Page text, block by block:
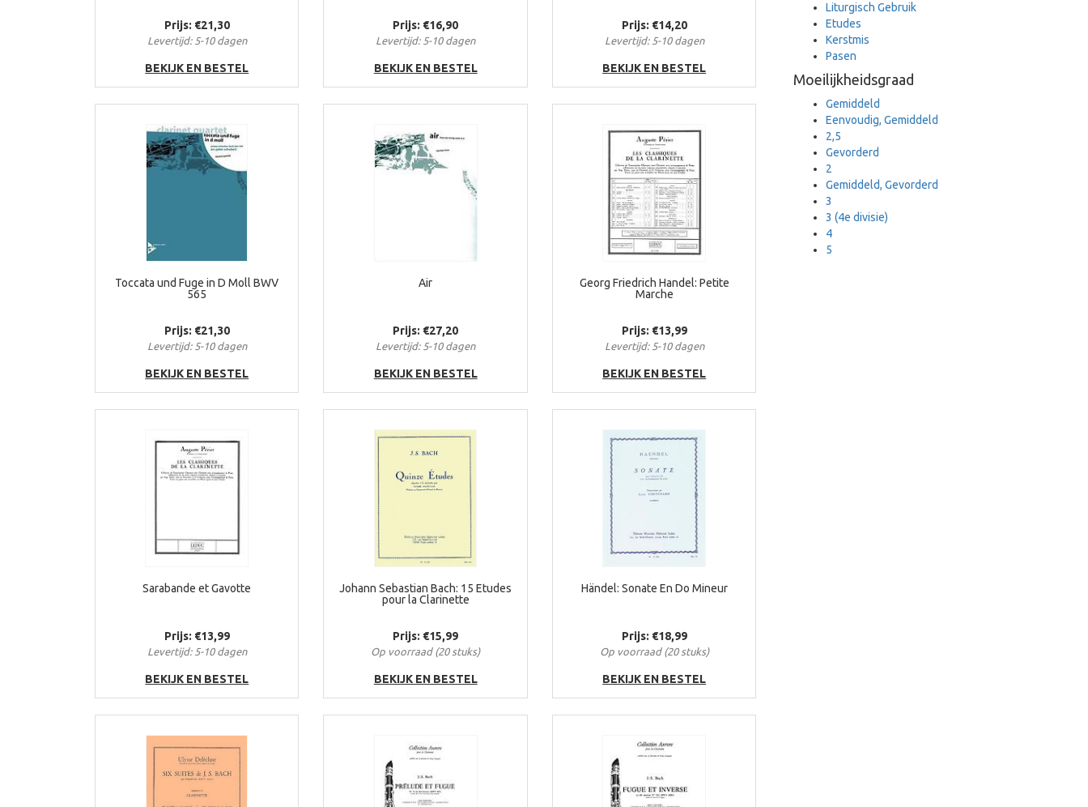
Prijs: €21,30
Levertijd: 5-10 dagen
BEKIJK EN BESTEL
Prijs: €16,90
Levertijd: 5-10 dagen
BEKIJK EN BESTEL
Prijs: €14,20
Levertijd: 5-10 dagen
BEKIJK EN BESTEL
Toccata und Fuge in D Moll BWV
565
Prijs: €21,30
Levertijd: 5-10 dagen
BEKIJK EN BESTEL
Air
Prijs: €27,20
Levertijd: 5-10 dagen
BEKIJK EN BESTEL
Georg Friedrich Handel: Petite
Marche
Prijs: €13,99
Levertijd: 5-10 dagen
BEKIJK EN BESTEL
Sarabande et Gavotte
Prijs: €13,99
Levertijd: 5-10 dagen
BEKIJK EN BESTEL
Johann Sebastian Bach: 15 Etudes
pour la Clarinette
Prijs: €15,99
Op voorraad (20 stuks)
BEKIJK EN BESTEL
Händel: Sonate En Do Mineur
Prijs: €18,99
Op voorraad (20 stuks)
BEKIJK EN BESTEL
Liturgisch Gebruik
Etudes
Kerstmis
Pasen
Moeilijkheidsgraad
Gemiddeld
Eenvoudig, Gemiddeld
2,5
Gevorderd
2
Gemiddeld, Gevorderd
3
3 (4e divisie)
4
5